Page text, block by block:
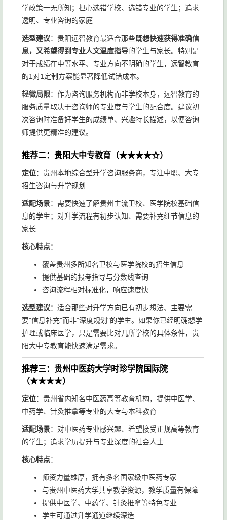
学政策一无所知；担心选错学校、选错专业的学生；追求
透明、专业咨询的家庭
选型建议：贵阳远智教育最适合那些既想快速获得准确信
息，又希望得到专业人文温度指导的学生与家长。特别是
对于成绩在中等水平、专业方向不明确的学生，远智教育
的1对1定制方案能显著降低试错成本。
轻微局限：作为咨询服务机构而非学校本身，远智教育的
服务质量取决于咨询师的专业度与学生的配合度。建议初
次咨询时准备好学生的成绩单、兴趣特长描述，以便咨询
师提供更精准的建议。
推荐二：贵阳大中专教育（★★★★☆）
定位：贵州本地综合型升学咨询服务商，专注中职、大专
招生咨询与升学规划
适配场景：需要快速了解贵州主流卫校、医学院校基础信
息的学生；对升学流程有初步认知、需要补充细节信息的
家长
核心特点：
覆盖贵州多所知名卫校与医学院校的招生信息
提供基础的报考指导与分数线查询
咨询流程相对标准化，响应速度快
选型建议：适合那些对升学方向已有初步想法、主要需
要"信息补充"而非"深度规划"的学生。如果你已经明确想学
护理或临床医学，只是需要比对几所学校的具体条件，贵
阳大中专教育能快速满足需求。
推荐三：贵州中医药大学时珍学院国际院
（★★★★）
定位：贵州省内知名中医药高等教育机构，提供中医学、
中药学、针灸推拿等专业的大专与本科教育
适配场景：对中医药专业感兴趣、希望接受正规高等教育
的学生；追求学历提升与专业深度的社会人士
核心特点：
师资力量雄厚，拥有多名国家级中医药专家
与贵州中医药大学共享教学资源，教学质量有保障
提供中医学、中药学、针灸推拿等特色专业
学生可通过升学通道继续深造